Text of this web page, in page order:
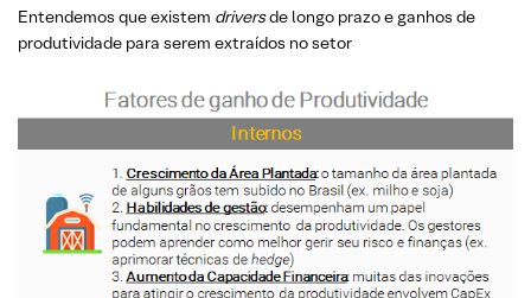
Entendemos que existem driversde longo prazo e ganhos de
produtividade para serem extraídos no setor